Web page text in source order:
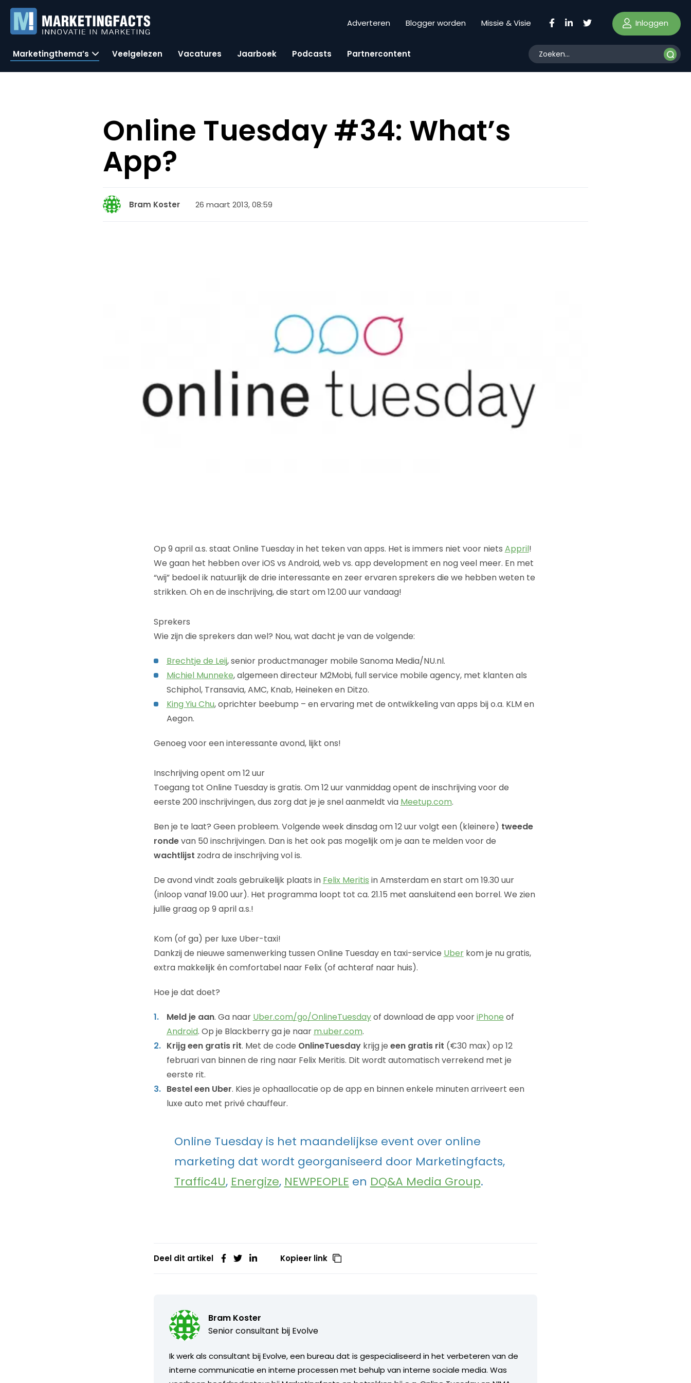
Adverteren Blogger worden Missie & Visie Inloggen
Marketingthema’s Veelgelezen Vacatures Jaarboek Podcasts Partnercontent
Online Tuesday #34: What’s
App?
Bram Koster 26 maart 2013, 08:59
Op 9 april a.s. staat Online Tuesday in het teken van apps. Het is immers niet voor niets Appril!
We gaan het hebben over iOS vs Android, web vs. app development en nog veel meer. En met
“wij” bedoel ik natuurlijk de drie interessante en zeer ervaren sprekers die we hebben weten te
strikken. Oh en de inschrijving, die start om 12.00 uur vandaag!
Sprekers
Wie zijn die sprekers dan wel? Nou, wat dacht je van de volgende:
Brechtje de Leij, senior productmanager mobile Sanoma Media/NU.nl.
Michiel Munneke, algemeen directeur M2Mobi, full service mobile agency, met klanten als
Schiphol, Transavia, AMC, Knab, Heineken en Ditzo.
King Yiu Chu, oprichter beebump – en ervaring met de ontwikkeling van apps bij o.a. KLM en
Aegon.
Genoeg voor een interessante avond, lijkt ons!
Inschrijving opent om 12 uur
Toegang tot Online Tuesday is gratis. Om 12 uur vanmiddag opent de inschrijving voor de
eerste 200 inschrijvingen, dus zorg dat je je snel aanmeldt via Meetup.com.
Ben je te laat? Geen probleem. Volgende week dinsdag om 12 uur volgt een (kleinere) tweede
rondevan 50 inschrijvingen. Dan is het ook pas mogelijk om je aan te melden voor de
wachtlijst zodra de inschrijving vol is.
De avond vindt zoals gebruikelijk plaats in Felix Meritis in Amsterdam en start om 19.30 uur
(inloop vanaf 19.00 uur). Het programma loopt tot ca. 21.15 met aansluitend een borrel. We zien
jullie graag op 9 april a.s.!
Kom (of ga) per luxe Uber-taxi!
Dankzij de nieuwe samenwerking tussen Online Tuesday en taxi-service Uberkom je nu gratis,
extra makkelijk én comfortabel naar Felix (of achteraf naar huis).
Hoe je dat doet?
Meld je aan. Ga naar Uber.com/go/OnlineTuesdayof download de app vooriPhone of
Android. Op je Blackberry ga je naar m.uber.com.
Krijg een gratis rit. Met de code OnlineTuesdaykrijg je een gratis rit (€30 max) op 12
februari van binnen de ring naar Felix Meritis. Dit wordt automatisch verrekend met je
eerste rit.
Bestel een Uber. Kies je ophaallocatie op de app en binnen enkele minuten arriveert een
luxe auto met privé chauffeur.
Online Tuesday is het maandelijkse event over online
marketing dat wordt georganiseerd door Marketingfacts,
Traffic4U, Energize, NEWPEOPLE en DQ&A Media Group.
Deel dit artikel Kopieer link
Bram Koster
Senior consultant bij Evolve
Ik werk als consultant bij Evolve, een bureau dat is gespecialiseerd in het verbeteren van de
interne communicatie en interne processen met behulp van interne sociale media. Was